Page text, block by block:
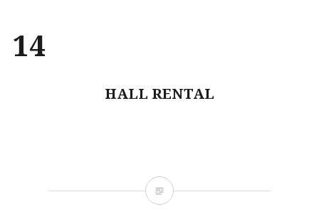
14
HALL RENTAL